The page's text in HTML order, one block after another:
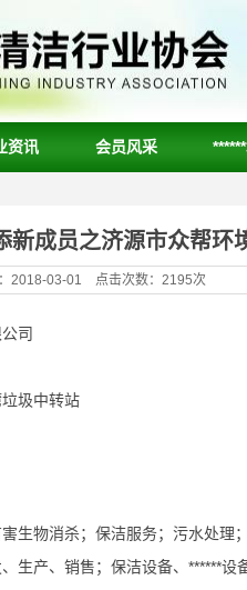
资讯 会员风采 ******
成员之济源市众帮环
2018-03-01 点击次数：2195次
司
圾中转站
生物消杀；保洁服务；污水处理
生产、销售；保洁设备、******设